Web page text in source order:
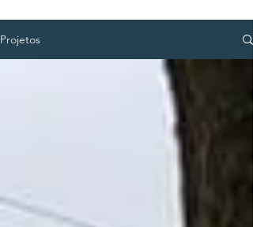
Projetos